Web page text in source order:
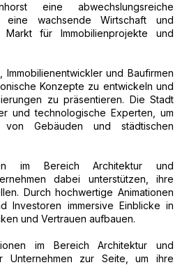
eine abwechslungsreiche
eine wachsende Wirtschaft und
für Immobilienprojekte und
und Baufirmen
Konzepte zu entwickeln und
zu präsentieren. Die Stadt
und technologische Experten, um
von Gebäuden und städtischen
im Bereich Architektur und
dabei unterstützen, ihre
Durch hochwertige Animationen
Investoren immersive Einblicke in
und Vertrauen aufbauen.
im Bereich Architektur und
Unternehmen zur Seite, um ihre